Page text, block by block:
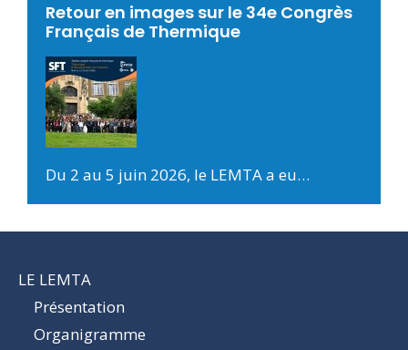
Retour en images sur le 34e Congrès
Français de Thermique
Du 2 au 5 juin 2026, le LEMTA a eu…
LE LEMTA
Présentation
Organigramme